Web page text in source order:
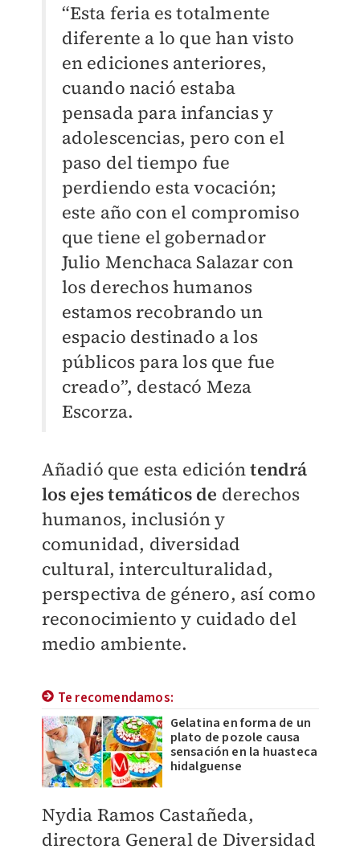
“Esta feria es totalmente
diferente a lo que han visto
en ediciones anteriores,
cuando nació estaba
pensada para infancias y
adolescencias, pero con el
paso del tiempo fue
perdiendo esta vocación;
este año con el compromiso
que tiene el gobernador
Julio Menchaca Salazar con
los derechos humanos
estamos recobrando un
espacio destinado a los
públicos para los que fue
creado”, destacó Meza
Escorza.
Añadió que esta edicióntendrá
los ejes temáticos de derechos
humanos, inclusión y
comunidad, diversidad
cultural, interculturalidad,
perspectiva de género, así como
reconocimiento y cuidado del
medio ambiente.
Te recomendamos:
Gelatina en forma de un
plato de pozole causa
sensación en la huasteca
hidalguense
Nydia Ramos Castañeda,
directora General de Diversidad